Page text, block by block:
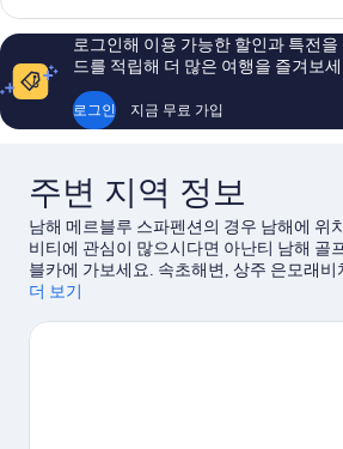
모
두
보
기
침
실
1
개
(Frenchcountryblue)
자
로그인해 이용 가능한 할인과 특전
드를 적립해 더 많은 여행을 즐겨보
로그인 지금 무료 가입
주변 지역 정보
남해 메르블루 스파펜션의 경우 남해에 위
비티에 관심이 많으시다면 아난티 남해 골
블카에 가보세요. 속초해변, 상주 은모래
다운 자연을 만끽하실 수 있습니다. 돌창고
더 보기